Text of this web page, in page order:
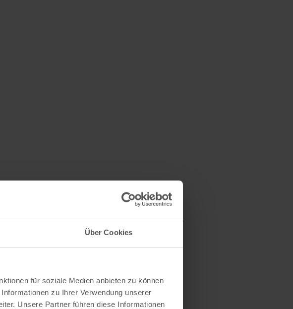
Über Cookies
für soziale Medien anbieten zu können
zu Ihrer Verwendung unserer
Unsere Partner führen diese Informationen